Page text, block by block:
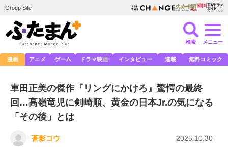
Group Site
検索 メニュー
漫画 アニメ ゲーム ドラマ映画 インタビュー 連載 無料コミック
車田正美の傑作『リングにかけろ』驚愕の最終
回…高嶺竜児に剣崎順、黄金の日本Jr.の気になる
「その後」とは
蒼影コウ 2025.10.30